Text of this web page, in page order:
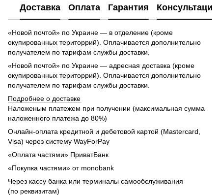
Доставка Оплата Гарантия Консультация
«Новой почтой» по Украине — в отделение (кроме
окупированных територрий). Оплачивается дополнительно
получателем по тарифам службы доставки.
«Новой почтой» по Украине — адресная доставка (кроме
окупированных територрий). Оплачивается дополнительно
получателем по тарифам службы доставки.
Подробнее о доставке
Наложеным платежем при получении (максимальная сумма
наложенного платежа до 80%)
Онлайн-оплата кредитной и дебетовой картой (Mastercard,
Visa) через систему WayForPay
«Оплата частями» ПриватБанк
«Покупка частями» от monobank
Через кассу банка или терминалы самообслуживания
(по реквизитам)